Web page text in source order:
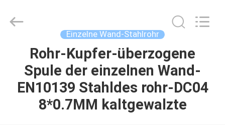
HAUS
PRODUKTE
Tube
Einzelne Wand-Stahlrohr
Rohr-Kupfer-überzogene
Spule der einzelnen Wand-
EN10139 Stahldes rohr-DC04
8*0.7MM kaltgewalzte